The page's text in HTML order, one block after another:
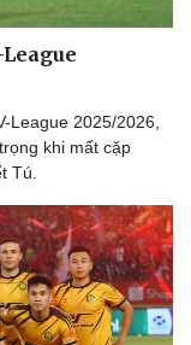
máy
League 2025/2026,
khi mất cặp
Tú.